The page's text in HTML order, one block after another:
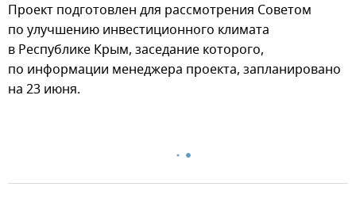
Проект подготовлен для рассмотрения Советом
по улучшению инвестиционного климата
в Республике Крым, заседание которого,
по информации менеджера проекта, запланировано
на 23 июня.